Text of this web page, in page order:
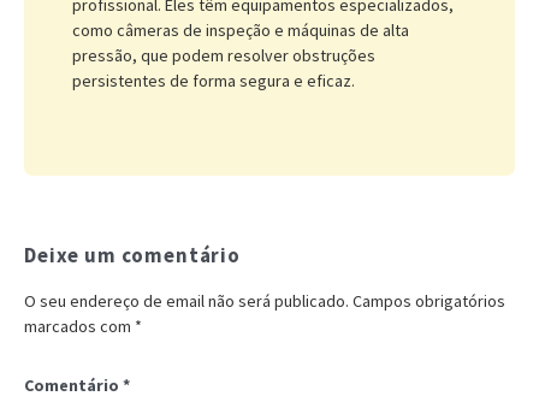
profissional. Eles têm equipamentos especializados,
como câmeras de inspeção e máquinas de alta
pressão, que podem resolver obstruções
persistentes de forma segura e eficaz.
Deixe um comentário
O seu endereço de email não será publicado. Campos obrigatórios
marcados com *
Comentário *